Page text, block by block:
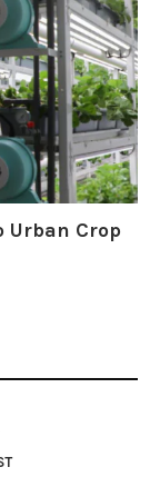
Urban Crop